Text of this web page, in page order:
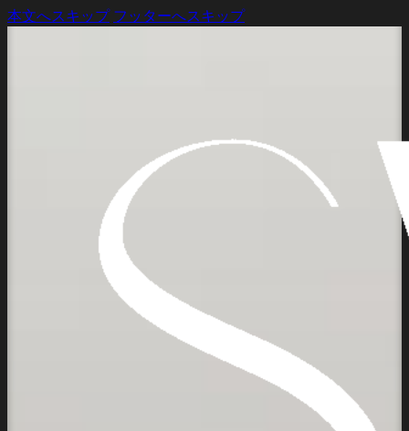
本文へスキップ フッターへスキップ